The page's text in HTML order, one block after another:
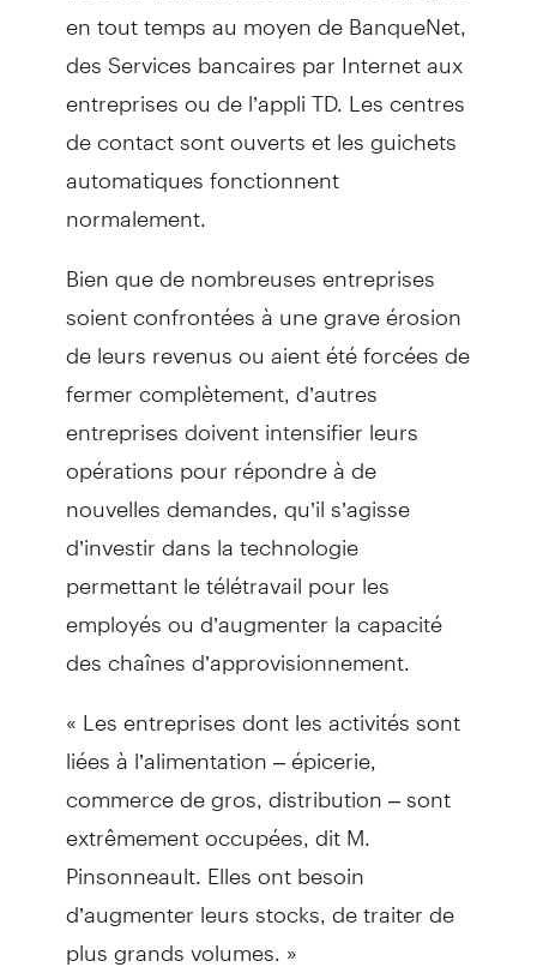
en tout temps au moyen de BanqueNet,
des Services bancaires par Internet aux
entreprises ou de l’appli TD. Les centres
de contact sont ouverts et les guichets
automatiques fonctionnent
normalement.
Bien que de nombreuses entreprises
soient confrontées à une grave érosion
de leurs revenus ou aient été forcées de
fermer complètement, d’autres
entreprises doivent intensifier leurs
opérations pour répondre à de
nouvelles demandes, qu’il s’agisse
d’investir dans la technologie
permettant le télétravail pour les
employés ou d’augmenter la capacité
des chaînes d’approvisionnement.
« Les entreprises dont les activités sont
liées à l’alimentation – épicerie,
commerce de gros, distribution – sont
extrêmement occupées, dit M.
Pinsonneault. Elles ont besoin
d’augmenter leurs stocks, de traiter de
plus grands volumes. »